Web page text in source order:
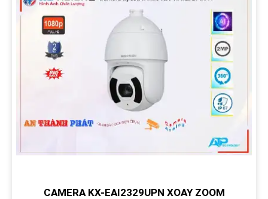
CAMERA KX-EAI2329UPN XOAY ZOOM